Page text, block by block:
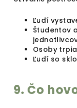
Ľudí
Študentov
Osoby
Ľudí so
9. Čo